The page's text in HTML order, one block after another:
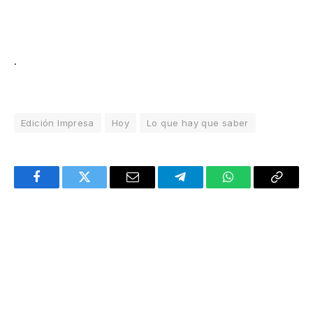
.
Edición Impresa Hoy Lo que hay que saber
FacebookTwitter Email TelegramWhatsAppCopy